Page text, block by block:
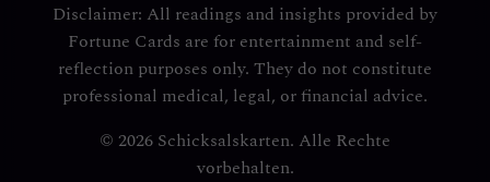
Disclaimer: All readings and insights provided by
Fortune Cards are for entertainment and self-
reflection purposes only. They do not constitute
professional medical, legal, or financial advice.
© 2026 Schicksalskarten. Alle Rechte
vorbehalten.